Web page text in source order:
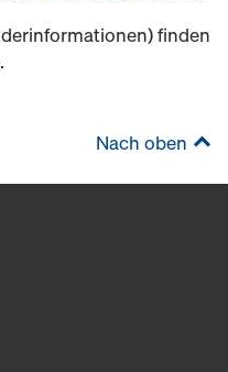
finden
.
Nach oben